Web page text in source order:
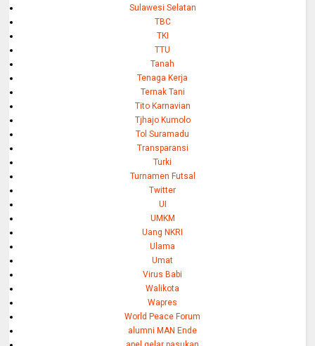
Sulawesi Selatan
TBC
TKI
TTU
Tanah
Tenaga Kerja
Ternak Tani
Tito Karnavian
Tjhajo Kumolo
Tol Suramadu
Transparansi
Turki
Turnamen Futsal
Twitter
UI
UMKM
Uang NKRI
Ulama
Umat
Virus Babi
Walikota
Wapres
World Peace Forum
alumni MAN Ende